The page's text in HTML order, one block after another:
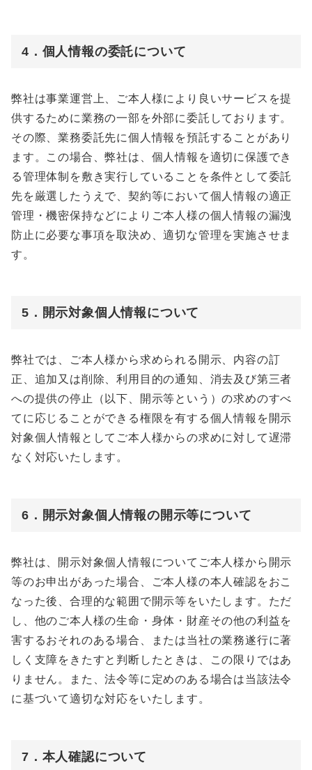
4．個人情報の委託について
弊社は事業運営上、ご本人様により良いサービスを提
供するために業務の一部を外部に委託しております。
その際、業務委託先に個人情報を預託することがあり
ます。この場合、弊社は、個人情報を適切に保護でき
る管理体制を敷き実行していることを条件として委託
先を厳選したうえで、契約等において個人情報の適正
管理・機密保持などによりご本人様の個人情報の漏洩
防止に必要な事項を取決め、適切な管理を実施させま
す。
5．開示対象個人情報について
弊社では、ご本人様から求められる開示、内容の訂
正、追加又は削除、利用目的の通知、消去及び第三者
への提供の停止（以下、開示等という）の求めのすべ
てに応じることができる権限を有する個人情報を開示
対象個人情報としてご本人様からの求めに対して遅滞
なく対応いたします。
6．開示対象個人情報の開示等について
弊社は、開示対象個人情報についてご本人様から開示
等のお申出があった場合、ご本人様の本人確認をおこ
なった後、合理的な範囲で開示等をいたします。ただ
し、他のご本人様の生命・身体・財産その他の利益を
害するおそれのある場合、または当社の業務遂行に著
しく支障をきたすと判断したときは、この限りではあ
りません。また、法令等に定めのある場合は当該法令
に基づいて適切な対応をいたします。
7．本人確認について